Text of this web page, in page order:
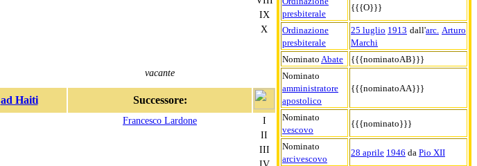
presbiterale
{{{O}}}
Ordinazione
presbiterale
25 luglio 1913 dall'arc. Arturo
Marchi
Nominato Abate
{{{nominatoAB}}}
Nominato
amministratore
apostolico
{{{nominatoAA}}}
Nominato
vescovo
{{{nominato}}}
Nominato
arcivescovo
28 aprile 1946 da Pio XII
IX
X
vacante
ad Haiti Successore:
Francesco Lardone
I
II
III
IV